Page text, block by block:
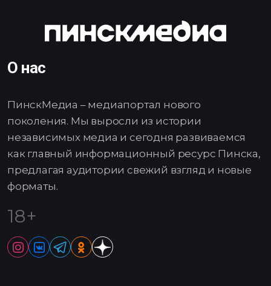
О нас
ПинскМедиа – медиапортал нового
поколения. Мы выросли из истории
независимых медиа и сегодня развиваемся
как главный информационный ресурс Пинска,
предлагая аудитории свежий взгляд и новые
форматы.
18+